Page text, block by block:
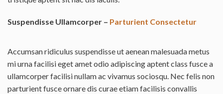
Suspendisse Ullamcorper – Parturient Consectetur
Accumsan ridiculus suspendisse ut aenean malesuada metus
mi urna facilisi eget amet odio adipiscing aptent class fusce a
ullamcorper facilisi nullam ac vivamus sociosqu. Nec felis non
parturient fusce ornare dis curae etiam facilisis convallis